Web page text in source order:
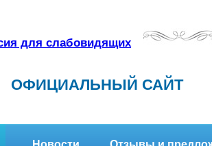
для слабовидящих
ОФИЦИАЛЬНЫЙ САЙТ